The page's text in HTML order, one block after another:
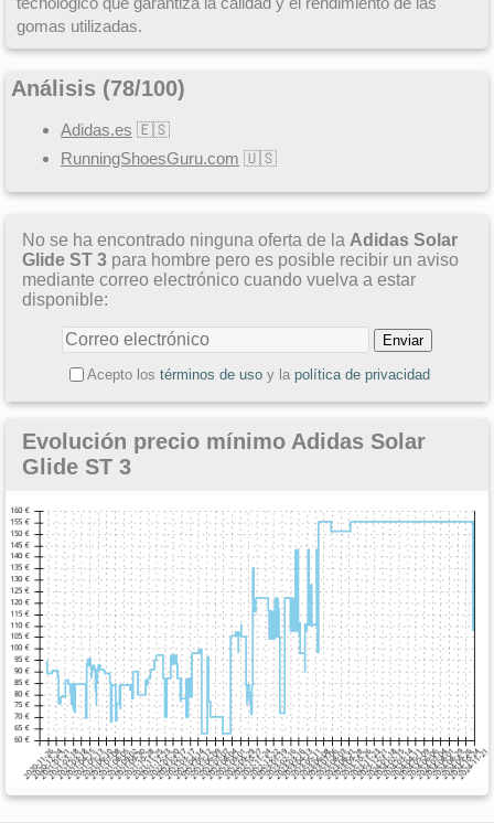
gomas utilizadas.
Análisis (78/100)
Adidas.es 🇪🇸
RunningShoesGuru.com 🇺🇸
No se ha encontrado ninguna oferta de la Adidas Solar
Glide ST 3 para hombre pero es posible recibir un aviso
mediante correo electrónico cuando vuelva a estar
disponible:
Acepto los términos de usoy la política de privacidad
Evolución precio mínimo Adidas Solar
Glide ST 3